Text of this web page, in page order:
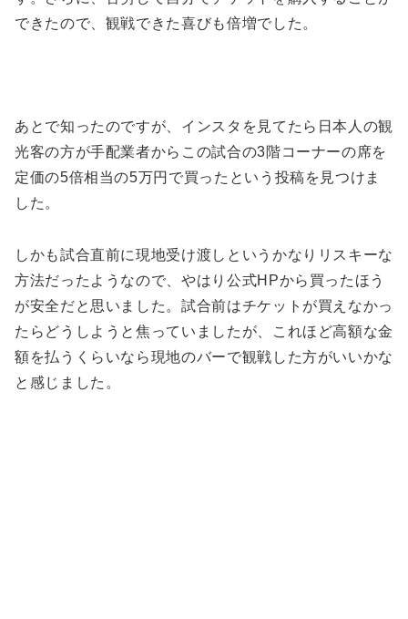
できたので、観戦できた喜びも倍増でした。
あとで知ったのですが、インスタを見てたら日本人の観
光客の方が手配業者からこの試合の3階コーナーの席を
定価の5倍相当の5万円で買ったという投稿を見つけま
した。
しかも試合直前に現地受け渡しというかなりリスキーな
方法だったようなので、やはり公式HPから買ったほう
が安全だと思いました。試合前はチケットが買えなかっ
たらどうしようと焦っていましたが、これほど高額な金
額を払うくらいなら現地のバーで観戦した方がいいかな
と感じました。